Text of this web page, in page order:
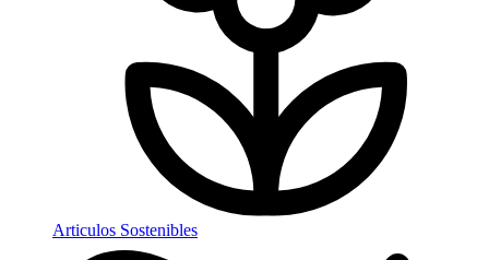
Articulos Sostenibles